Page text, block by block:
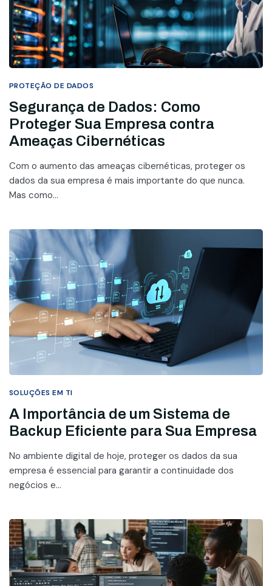
PROTEÇÃO DE DADOS
Segurança de Dados: Como
Proteger Sua Empresa contra
Ameaças Cibernéticas
Com o aumento das ameaças cibernéticas, proteger os
dados da sua empresa é mais importante do que nunca.
Mas como...
SOLUÇÕES EM TI
A Importância de um Sistema de
Backup Eficiente para Sua Empresa
No ambiente digital de hoje, proteger os dados da sua
empresa é essencial para garantir a continuidade dos
negócios e...